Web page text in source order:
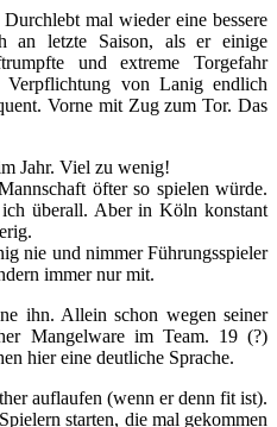
mal wieder eine bessere
an letzte Saison, als er einige
und extreme Torgefahr
Verpflichtung von Lanig endlich
Vorne mit Zug zum Tor. Das
Jahr. Viel zu wenig!
öfter so spielen würde.
ich überall. Aber in Köln konstant
nie und nimmer Führungsspieler
immer nur mit.
ihn. Allein schon wegen seiner
Mangelware im Team. 19 (?)
hier eine deutliche Sprache.
auflaufen (wenn er denn fit ist).
starten, die mal gekommen